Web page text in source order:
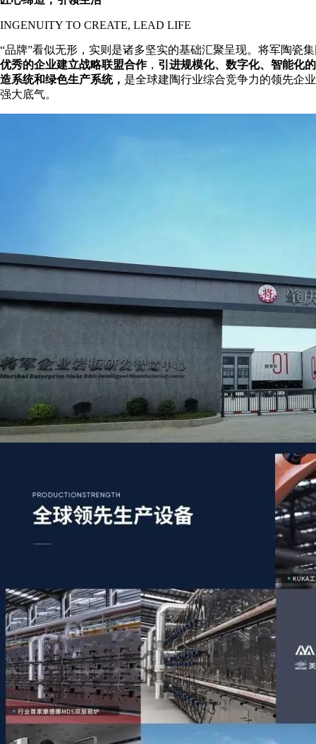
INGENUITY TO CREATE, LEAD LIFE
“品牌”看似无形，实则是诸多坚实的基础汇聚呈现。将军陶瓷
优秀的企业建立战略联盟合作， 引进规模化、数字化、智能化
造系统和绿色生产系统， 是全球建陶行业综合竞争力的领先企
强大底气。